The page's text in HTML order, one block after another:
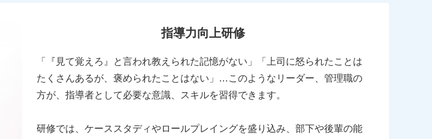
指導力向上研修
「『見て覚えろ』と言われ教えられた記憶がない」「上司に怒られたことは
たくさんあるが、褒められたことはない」…このようなリーダー、管理職の
方が、指導者として必要な意識、スキルを習得できます。
研修では、ケーススタディやロールプレイングを盛り込み、部下や後輩の能